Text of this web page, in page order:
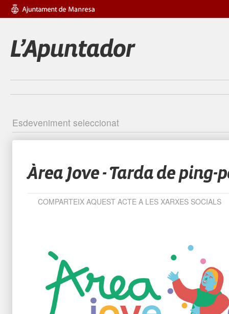
Esdeveniment seleccionat
Àrea Jove - Tarda de ping-
COMPARTEIX AQUEST ACTE A LES XARXES SOCIALS